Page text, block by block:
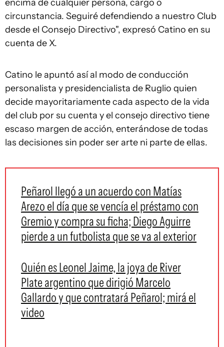
encima de cualquier persona, cargo o
circunstancia. Seguiré defendiendo a nuestro Club
desde el Consejo Directivo", expresó Catino en su
cuenta de X.
Catino le apuntó así al modo de conducción
personalista y presidencialista de Ruglio quien
decide mayoritariamente cada aspecto de la vida
del club por su cuenta y el consejo directivo tiene
escaso margen de acción, enterándose de todas
las decisiones sin poder ser arte ni parte de ellas.
Peñarol llegó a un acuerdo con Matías
Arezo el día que se vencía el préstamo con
Gremio y compra su ficha; Diego Aguirre
pierde a un futbolista que se va al exterior
Quién es Leonel Jaime, la joya de River
Plate argentino que dirigió Marcelo
Gallardo y que contratará Peñarol; mirá el
video